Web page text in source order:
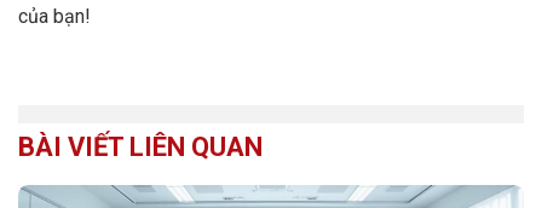
của bạn!
BÀI VIẾT LIÊN QUAN